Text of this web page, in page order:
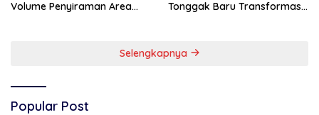
Volume Penyiraman Area
Tonggak Baru Transformasi
Selengkapnya
Popular Post